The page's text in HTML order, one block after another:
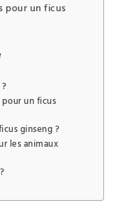
pour un ficus
un ficus
ginseng ?
les animaux